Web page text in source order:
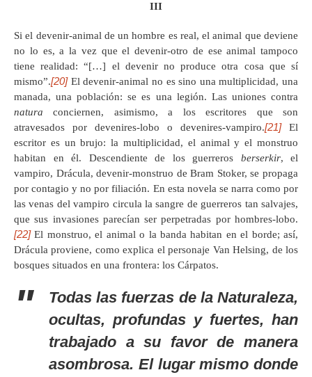
III
Si el devenir-animal de un hombre es real, el animal que deviene
no lo es, a la vez que el devenir-otro de ese animal tampoco
tiene realidad: “[…] el devenir no produce otra cosa que sí
mismo”.[20]El devenir-animal no es sino una multiplicidad, una
manada, una población: se es una legión. Las uniones contra
natura conciernen, asimismo, a los escritores que son
atravesados por devenires-lobo o devenires-vampiro.[21]El
escritor es un brujo: la multiplicidad, el animal y el monstruo
habitan en él. Descendiente de los guerreros berserkir, el
vampiro, Drácula, devenir-monstruo de Bram Stoker, se propaga
por contagio y no por filiación. En esta novela se narra como por
las venas del vampiro circula la sangre de guerreros tan salvajes,
que sus invasiones parecían ser perpetradas por hombres-lobo.
[22]El monstruo, el animal o la banda habitan en el borde; así,
Drácula proviene, como explica el personaje Van Helsing, de los
bosques situados en una frontera: los Cárpatos.
Todas las fuerzas de la Naturaleza,
ocultas, profundas y fuertes, han
trabajado a su favor de manera
asombrosa. El lugar mismo donde